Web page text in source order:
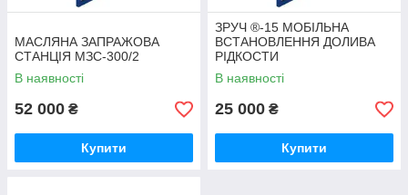
МАСЛЯНА ЗАПРАЖОВА
СТАНЦІЯ МЗС-300/2
В наявності
52 000 ₴
Купити
ЗРУЧ ®-15 МОБІЛЬНА
ВСТАНОВЛЕННЯ ДОЛИВА
РІДКОСТИ
В наявності
25 000 ₴
Купити